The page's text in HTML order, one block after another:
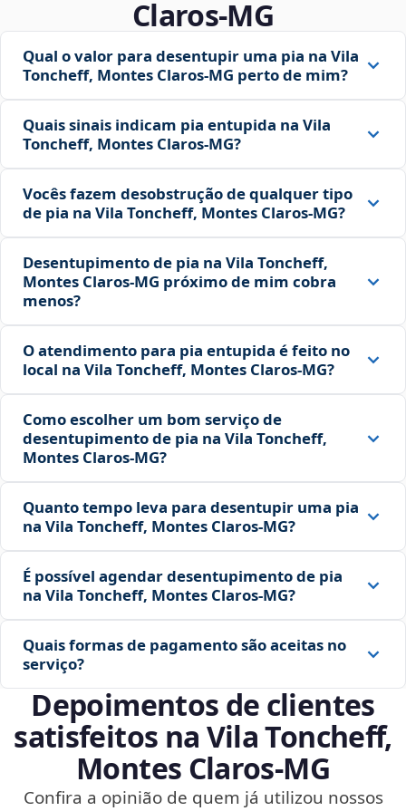
Claros‑MG
Qual o valor para desentupir uma pia na Vila
Toncheff, Montes Claros‑MG perto de mim?
Quais sinais indicam pia entupida na Vila
Toncheff, Montes Claros‑MG?
Vocês fazem desobstrução de qualquer tipo
de pia na Vila Toncheff, Montes Claros‑MG?
Desentupimento de pia na Vila Toncheff,
Montes Claros‑MG próximo de mim cobra
menos?
O atendimento para pia entupida é feito no
local na Vila Toncheff, Montes Claros‑MG?
Como escolher um bom serviço de
desentupimento de pia na Vila Toncheff,
Montes Claros‑MG?
Quanto tempo leva para desentupir uma pia
na Vila Toncheff, Montes Claros‑MG?
É possível agendar desentupimento de pia
na Vila Toncheff, Montes Claros‑MG?
Quais formas de pagamento são aceitas no
serviço?
Depoimentos de clientes
satisfeitos na Vila Toncheff,
Montes Claros‑MG
Confira a opinião de quem já utilizou nossos